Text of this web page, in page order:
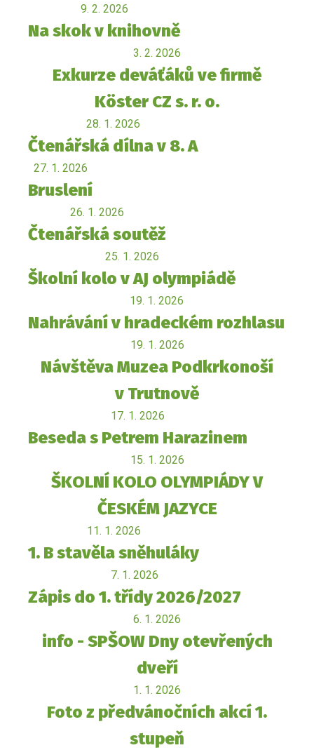
9. 2. 2026
Na skok v knihovně
3. 2. 2026
Exkurze deváťáků ve firmě
Köster CZ s. r. o.
28. 1. 2026
Čtenářská dílna v 8. A
27. 1. 2026
Bruslení
26. 1. 2026
Čtenářská soutěž
25. 1. 2026
Školní kolo v AJ olympiádě
19. 1. 2026
Nahrávání v hradeckém rozhlasu
19. 1. 2026
Návštěva Muzea Podkrkonoší
v Trutnově
17. 1. 2026
Beseda s Petrem Harazinem
15. 1. 2026
ŠKOLNÍ KOLO OLYMPIÁDY V
ČESKÉM JAZYCE
11. 1. 2026
1. B stavěla sněhuláky
7. 1. 2026
Zápis do 1. třídy 2026/2027
6. 1. 2026
info - SPŠOW Dny otevřených
dveří
1. 1. 2026
Foto z předvánočních akcí 1.
stupeň